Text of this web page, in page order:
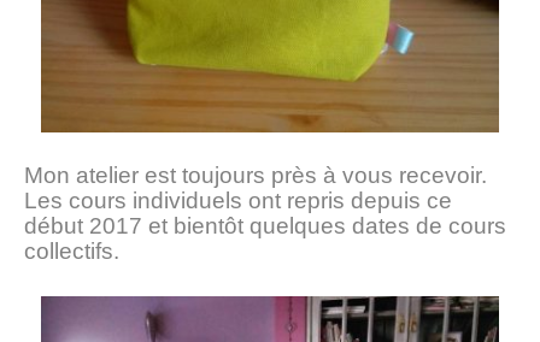
Mon atelier est toujours près à vous recevoir.
Les cours individuels ont repris depuis ce
début 2017 et bientôt quelques dates de cours
collectifs.